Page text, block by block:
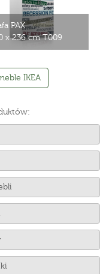
PAX
x 236 cm T009
IKEA